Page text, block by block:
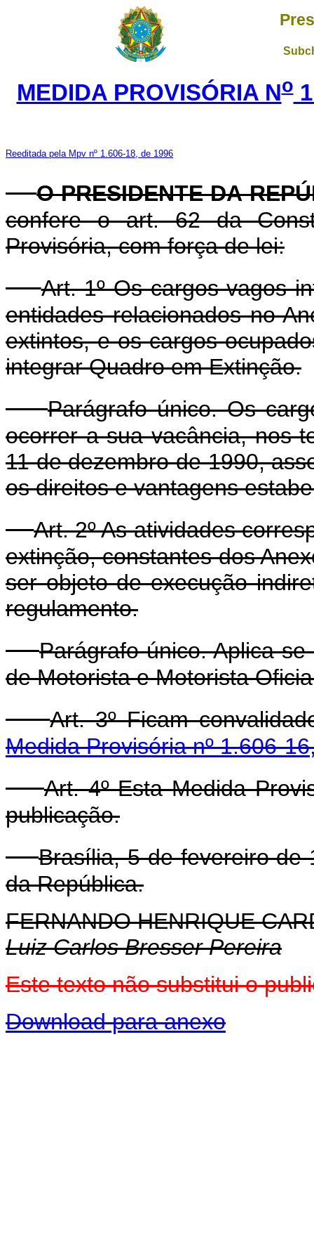
MEDIDA PROVISÓRIA No
Reeditada pela Mpv nº 1.606-18, de 1996
O PRESIDENTE DA
confere o art. 62 da
Provisória, com força de lei:
Art. 1º Os cargos vagos
entidades relacionados no
extintos, e os cargos
integrar Quadro em Extinção.
Parágrafo único. Os
ocorrer a sua vacância, nos
11 de dezembro de 1990,
os direitos e vantagens
Art. 2º As atividades
extinção, constantes dos
ser objeto de execução
regulamento.
Parágrafo único. Aplica-
de Motorista e Motorista
Art. 3º Ficam
Medida Provisória nº 1.606-
Art. 4º Esta Medida
publicação.
Brasília, 5 de fevereiro de
da República.
FERNANDO HENRIQUE
Luiz Carlos Bresser Pereira
Este texto não substitui o
Download para anexo